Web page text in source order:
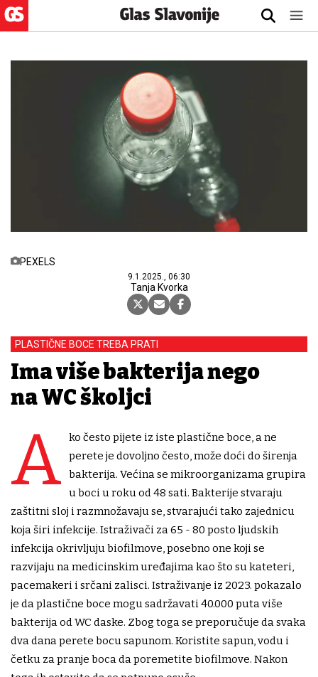
PEXELS
9.1.2025., 06:30
Tanja Kvorka
PLASTIČNE BOCE TREBA PRATI
Ima više bakterija nego
na WC školjci
A
ko često pijete iz iste plastične boce, a ne
perete je dovoljno često, može doći do širenja
bakterija. Većina se mikroorganizama grupira
u boci u roku od 48 sati. Bakterije stvaraju
zaštitni sloj i razmnožavaju se, stvarajući tako zajednicu
koja širi infekcije. Istraživači za 65 - 80 posto ljudskih
infekcija okrivljuju biofilmove, posebno one koji se
razvijaju na medicinskim uređajima kao što su kateteri,
pacemakeri i srčani zalisci. Istraživanje iz 2023. pokazalo
je da plastične boce mogu sadržavati 40.000 puta više
bakterija od WC daske. Zbog toga se preporučuje da svaka
dva dana perete bocu sapunom. Koristite sapun, vodu i
četku za pranje boca da poremetite biofilmove. Nakon